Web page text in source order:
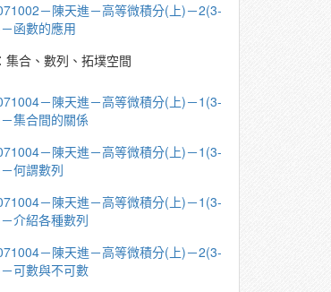
－陳天進－高等微積分(上)－2(3-
函數的應用
集合、數列、拓墣空間
－陳天進－高等微積分(上)－1(3-
集合間的關係
－陳天進－高等微積分(上)－1(3-
何謂數列
－陳天進－高等微積分(上)－1(3-
介紹各種數列
－陳天進－高等微積分(上)－2(3-
可數與不可數